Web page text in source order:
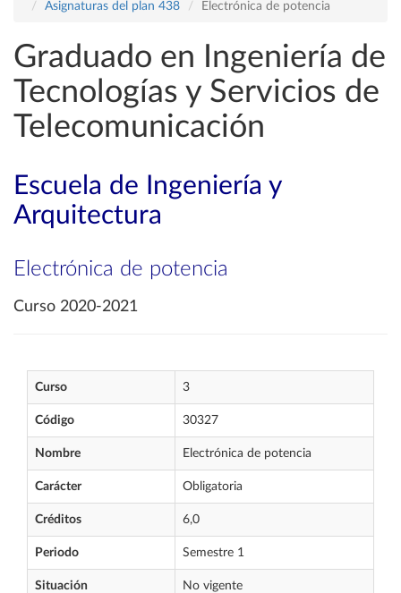
Asignaturas del plan 438
Electrónica de potencia
Graduado en Ingeniería de
Tecnologías y Servicios de
Telecomunicación
Escuela de Ingeniería y
Arquitectura
Electrónica de potencia
Curso 2020-2021
Curso 3
Código 30327
Nombre Electrónica de potencia
Carácter Obligatoria
Créditos 6,0
Periodo Semestre 1
Situación No vigente